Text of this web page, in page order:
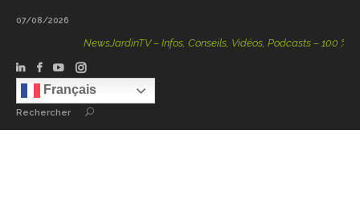
07/08/2026
NewsJardinTV – Infos, Conseils, Vidéos, Podcasts – 100 %
Français
Rechercher